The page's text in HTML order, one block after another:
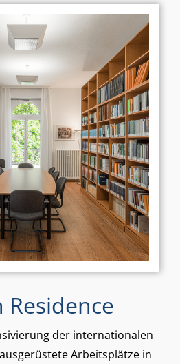
Residence
der internationalen
Arbeitsplätze in